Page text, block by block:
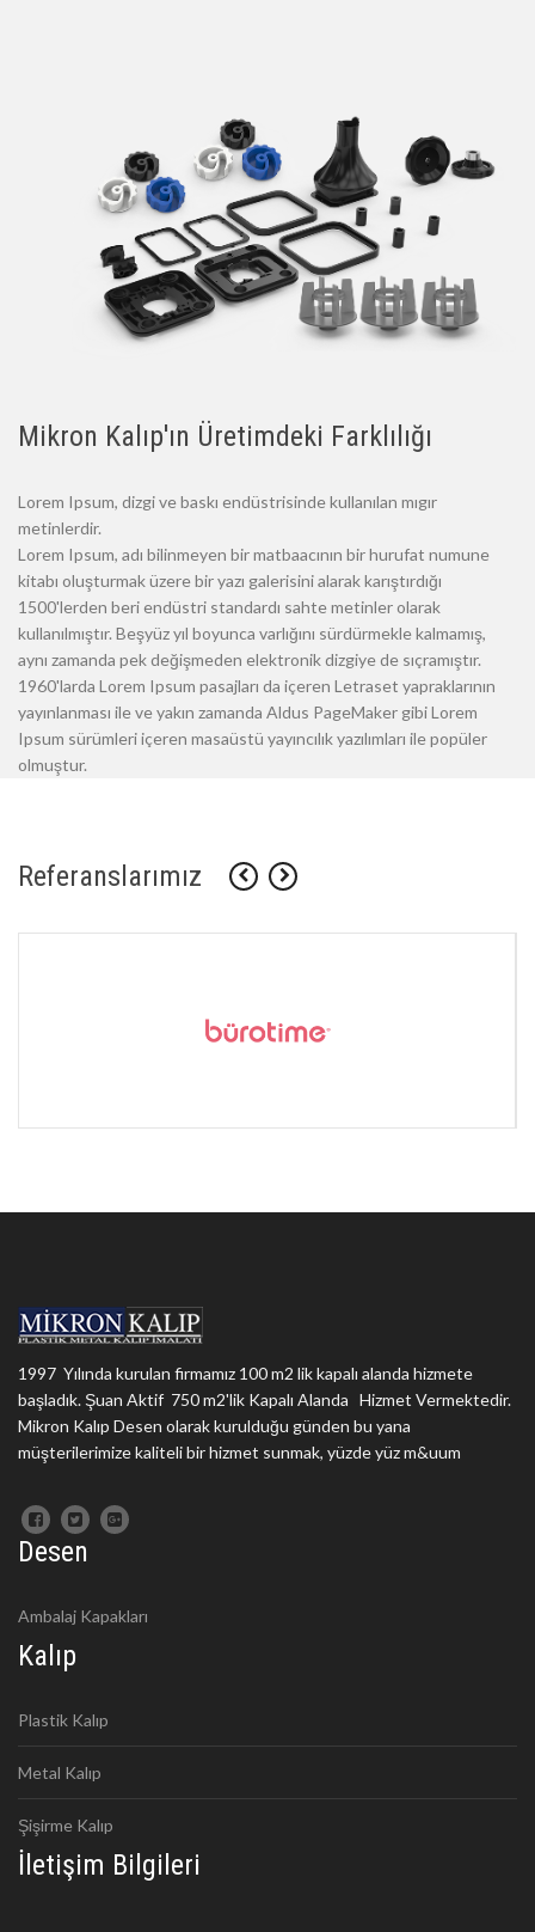
Mikron Kalıp'ın Üretimdeki Farklılığı
Lorem Ipsum, dizgi ve baskı endüstrisinde kullanılan mıgır
metinlerdir.
Lorem Ipsum, adı bilinmeyen bir matbaacının bir hurufat numune
kitabı oluşturmak üzere bir yazı galerisini alarak karıştırdığı
1500'lerden beri endüstri standardı sahte metinler olarak
kullanılmıştır. Beşyüz yıl boyunca varlığını sürdürmekle kalmamış,
aynı zamanda pek değişmeden elektronik dizgiye de sıçramıştır.
1960'larda Lorem Ipsum pasajları da içeren Letraset yapraklarının
yayınlanması ile ve yakın zamanda Aldus PageMaker gibi Lorem
Ipsum sürümleri içeren masaüstü yayıncılık yazılımları ile popüler
olmuştur.
Referanslarımız
1997 Yılında kurulan firmamız 100 m2 lik kapalı alanda hizmete
başladık. Şuan Aktif 750 m2'lik Kapalı Alanda Hizmet Vermektedir.
Mikron Kalıp Desen olarak kurulduğu günden bu yana
müşterilerimize kaliteli bir hizmet sunmak, yüzde yüz m&uum
Desen
Ambalaj Kapakları
Kalıp
Plastik Kalıp
Metal Kalıp
Şişirme Kalıp
İletişim Bilgileri